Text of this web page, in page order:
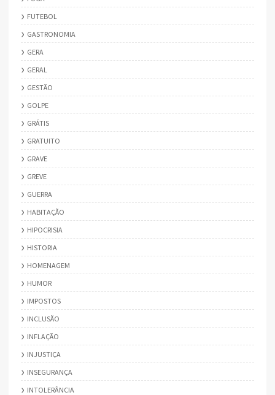
FUTEBOL
GASTRONOMIA
GERA
GERAL
GESTÃO
GOLPE
GRÁTIS
GRATUITO
GRAVE
GREVE
GUERRA
HABITAÇÃO
HIPOCRISIA
HISTORIA
HOMENAGEM
HUMOR
IMPOSTOS
INCLUSÃO
INFLAÇÃO
INJUSTIÇA
INSEGURANÇA
INTOLERÂNCIA